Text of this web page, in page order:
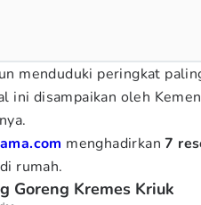
menduduki peringkat
ini disampaikan oleh
menghadirkan 7
rumah.
Goreng Kremes Kriuk